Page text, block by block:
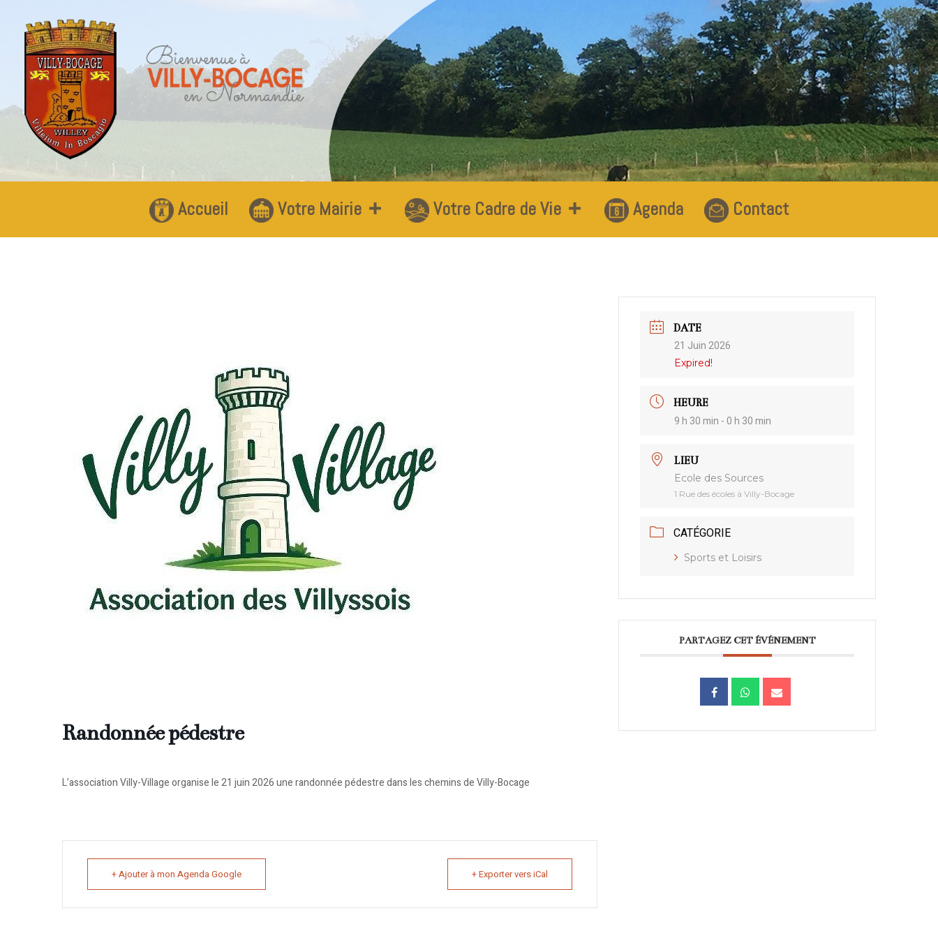
Accueil Votre Mairie Votre Cadre de Vie Agenda Contact
Randonnée pédestre
L’association Villy-Village organise le 21 juin 2026 une randonnée pédestre dans les chemins de Villy-Bocage
+ Ajouter à mon Agenda Google + Exporter vers iCal
DATE
21 Juin 2026
Expired!
HEURE
9 h 30 min - 0 h 30 min
LIEU
Ecole des Sources
1 Rue des écoles à Villy-Bocage
CATÉGORIE
Sports et Loisirs
PARTAGEZ CET ÉVÉNEMENT